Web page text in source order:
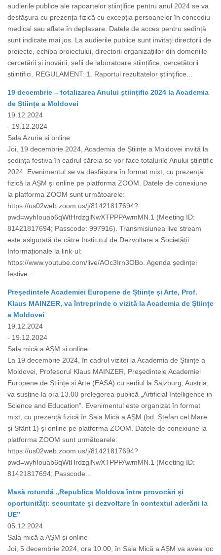
audierile publice ale rapoartelor științifice pentru anul 2024 se va
desfășura cu prezența fizică cu excepția persoanelor în concediu
medical sau aflate în deplasare. Datele de acces pentru ședință
sunt indicate mai jos. La audierile publice sunt invitați directorii de
proiecte, echipa proiectului, directorii organizațiilor din domeniile
cercetării și inovării, șefii de laboratoare științifice, cercetătorii
științifici. REGULAMENT: 1. Raportul rezultatelor ştiinţifice...
19 decembrie – totalizarea Anului științific 2024 la Academia
de Științe a Moldovei
19.12.2024
- 19.12.2024
Sala Azurie și online
Joi, 19 decembrie 2024, Academia de Științe a Moldovei invită la
ședința festiva în cadrul căreia se vor face totalurile Anului științific
2024. Evenimentul se va desfășura în format mixt, cu prezență
fizică la AȘM și online pe platforma ZOOM. Datele de conexiune
la platforma ZOOM sunt următoarele:
https://us02web.zoom.us/j/81421817694?
pwd=wyhIouab6qWtHrdzglNwXTPPPAwmMN.1 (Meeting ID:
81421817694; Passcode: 997916). Transmisiunea live stream
este asigurată de către Institutul de Dezvoltare a Societății
Informaționale la link-ul:
https://www.youtube.com/live/AOc3Irn3OBo. Agenda ședinței
festive...
Președintele Academiei Europene de Științe și Arte, Prof.
Klaus MAINZER, va întreprinde o vizită la Academia de Științe
a Moldovei
19.12.2024
- 19.12.2024
Sala mică a AȘM și online
La 19 decembrie 2024, în cadrul vizitei la Academia de Științe a
Moldovei, Profesorul Klaus MAINZER, Președintele Academiei
Europene de Științe și Arte (EASA) cu sediul la Salzburg, Austria,
va susține la ora 13.00 prelegerea publică „Artificial Intelligence in
Science and Education”. Evenimentul este organizat în format
mixt, cu prezență fizică în Sala Mică a AȘM (bd. Ștefan cel Mare
și Sfânt 1) și online pe platforma ZOOM. Datele de conexiune la
platforma ZOOM sunt următoarele:
https://us02web.zoom.us/j/81421817694?
pwd=wyhIouab6qWtHrdzglNwXTPPPAwmMN.1 (Meeting ID:
81421817694; Passcode...
Masă rotundă „Republica Moldova între provocări și
oportunități: securitate și dezvoltare în contextul aderării la
UE”
05.12.2024
Sala mică a AȘM și online
Joi, 5 decembrie 2024, ora 10:00, în Sala Mică a AȘM va avea loc